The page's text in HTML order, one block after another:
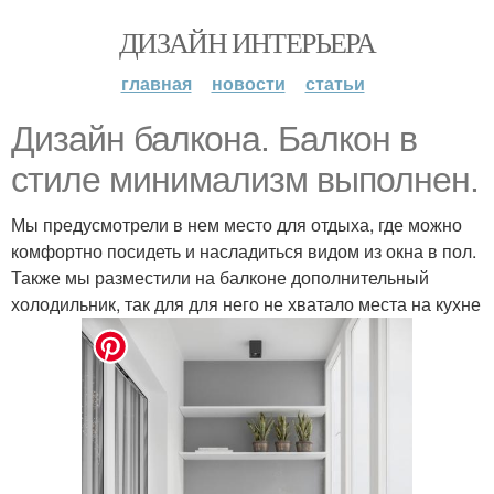
ДИЗАЙН ИНТЕРЬЕРА
главная новости статьи
Дизайн балкона. Балкон в
стиле минимализм выполнен.
Мы предусмотрели в нем место для отдыха, где можно
комфортно посидеть и насладиться видом из окна в пол.
Также мы разместили на балконе дополнительный
холодильник, так для для него не хватало места на кухне